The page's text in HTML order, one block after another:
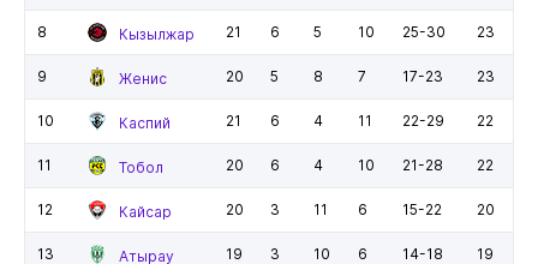
8 Кызылжар 21 6 5 10 25-30 23
9 Женис 20 5 8 7 17-23 23
10 Каспий 21 6 4 11 22-29 22
11 Тобол 20 6 4 10 21-28 22
12 Кайсар 20 3 11 6 15-22 20
13 Атырау 19 3 10 6 14-18 19